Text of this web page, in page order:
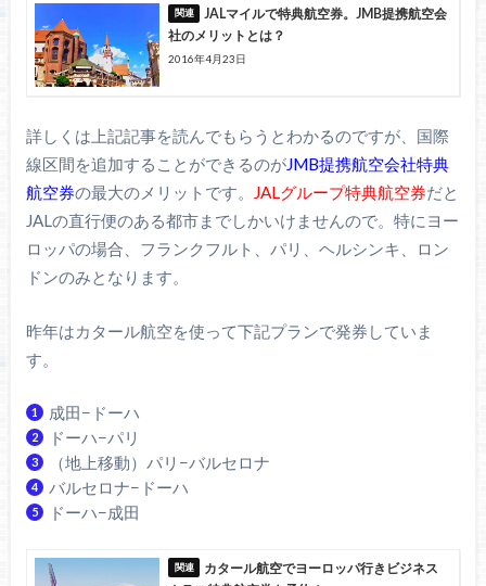
JALマイルで特典航空券。JMB提携航空会
社のメリットとは？
2016年4月23日
詳しくは上記記事を読んでもらうとわかるのですが、国際
線区間を追加することができるのがJMB提携航空会社特典
航空券の最大のメリットです。 JALグループ特典航空券だと
JALの直行便のある都市までしかいけませんので。特にヨー
ロッパの場合、フランクフルト、パリ、ヘルシンキ、ロン
ドンのみとなります。
昨年はカタール航空を使って下記プランで発券していま
す。
成田−ドーハ
ドーハ−パリ
（地上移動）パリ−バルセロナ
バルセロナ−ドーハ
ドーハ−成田
カタール航空でヨーロッパ行きビジネス